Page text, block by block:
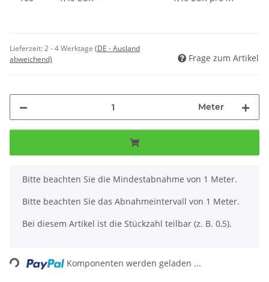
Lieferzeit:2 - 4 Werktage (DE - Ausland
abweichend)
Frage zum Artikel
Meter
x
Bitte beachten Sie die Mindestabnahme von 1 Meter.
Bitte beachten Sie das Abnahmeintervall von 1 Meter.
Bei diesem Artikel ist die Stückzahl teilbar (z. B. 0,5).
Loading... Komponenten werden geladen ...